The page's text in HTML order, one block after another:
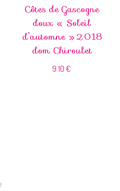
Côtes de Gascogne
doux « Soleil
d’automne » 2018
dom Chiroulet
9.10 €